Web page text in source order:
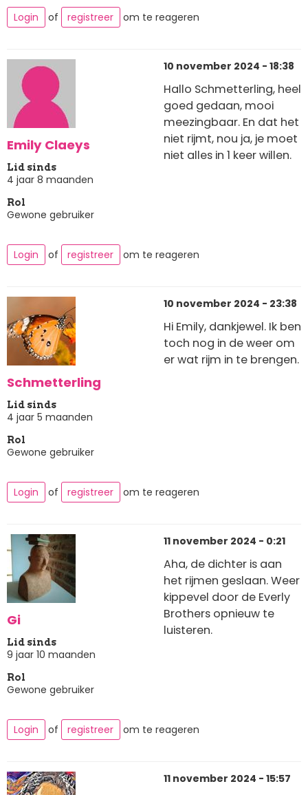
Login of registreer om te reageren
Emily Claeys
Lid sinds
4 jaar 8 maanden
Rol
Gewone gebruiker
10 november 2024 - 18:38
Hallo Schmetterling, heel
goed gedaan, mooi
meezingbaar. En dat het
niet rijmt, nou ja, je moet
niet alles in 1 keer willen.
Login of registreer om te reageren
Schmetterling
Lid sinds
4 jaar 5 maanden
Rol
Gewone gebruiker
10 november 2024 - 23:38
Hi Emily, dankjewel. Ik ben
toch nog in de weer om
er wat rijm in te brengen.
Login of registreer om te reageren
Gi
Lid sinds
9 jaar 10 maanden
Rol
Gewone gebruiker
11 november 2024 - 0:21
Aha, de dichter is aan
het rijmen geslaan. Weer
kippevel door de Everly
Brothers opnieuw te
luisteren.
Login of registreer om te reageren
11 november 2024 - 15:57